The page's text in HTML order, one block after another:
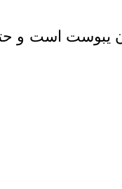
یبوست است و